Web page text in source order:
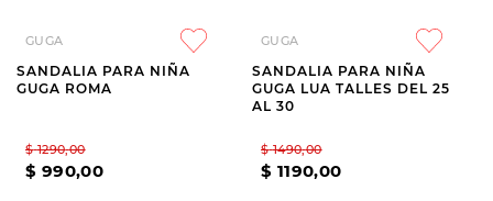
GUGA
SANDALIA PARA NIÑA
GUGA ROMA
$ 1290,00
$ 990,00
GUGA
SANDALIA PARA NIÑA
GUGA LUA TALLES DEL 25
AL 30
$ 1490,00
$ 1190,00